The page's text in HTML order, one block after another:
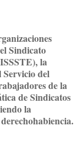
Sindicato
la
Servicio del
de la
de Sindicatos
la